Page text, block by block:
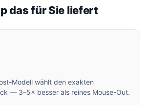
das für Sie liefert
Modell wählt den exakten
— 3–5× besser als reines Mouse-Out.